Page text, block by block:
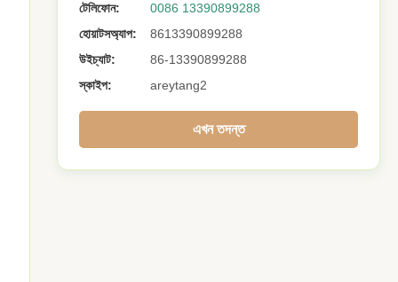
টেলিফোন:
0086 13390899288
হোয়াটসঅ্যাপ:
8613390899288
উইচ্যাট:
86-13390899288
স্কাইপ:
areytang2
এখন তদন্ত